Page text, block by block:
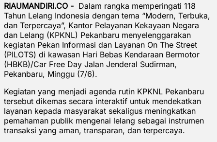
RIAUMANDIRI.CO - Dalam rangka memperingati 118
Tahun Lelang Indonesia dengan tema “Modern, Terbuka,
dan Terpercaya”, Kantor Pelayanan Kekayaan Negara
dan Lelang (KPKNL) Pekanbaru menyelenggarakan
kegiatan Pekan Informasi dan Layanan On The Street
(PILOTS) di kawasan Hari Bebas Kendaraan Bermotor
(HBKB)/Car Free Day Jalan Jenderal Sudirman,
Pekanbaru, Minggu (7/6).
Kegiatan yang menjadi agenda rutin KPKNL Pekanbaru
tersebut dikemas secara interaktif untuk mendekatkan
layanan kepada masyarakat sekaligus meningkatkan
pemahaman publik mengenai lelang sebagai instrumen
transaksi yang aman, transparan, dan terpercaya.